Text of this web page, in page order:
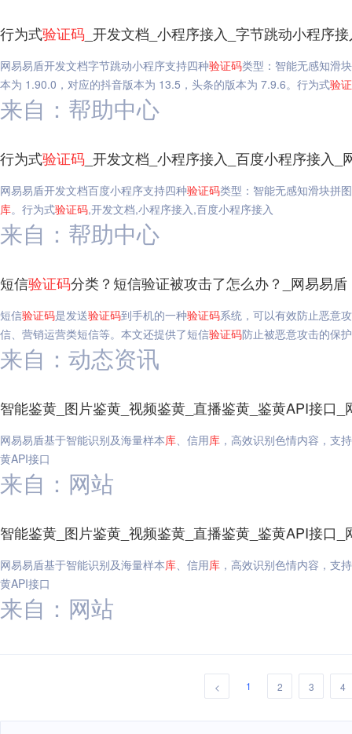
行为式验证码 _开发文档_小程序接入_字节跳动小程序
网易易盾开发文档字节跳动小程序支持四种验证码类型：智能无感知滑
本为 1.90.0，对应的抖音版本为 13.5，头条的版本为 7.9.6。行为式验
来自：帮助中心
行为式验证码 _开发文档_小程序接入_百度小程序接入_
网易易盾开发文档百度小程序支持四种验证码类型：智能无感知滑块拼
库。行为式验证码,开发文档,小程序接入,百度小程序接入
来自：帮助中心
短信验证码分类？短信验证被攻击了怎么办？_网易易盾
短信验证码是发送验证码到手机的一种验证码系统，可以有效防止恶意
信、营销运营类短信等。本文还提供了短信验证码防止被恶意攻击的保
来自：动态资讯
智能鉴黄_图片鉴黄_视频鉴黄_直播鉴黄_鉴黄API接口_
网易易盾基于智能识别及海量样本库、信用库 ，高效识别色情内容，支
黄API接口
来自：网站
智能鉴黄_图片鉴黄_视频鉴黄_直播鉴黄_鉴黄API接口_
网易易盾基于智能识别及海量样本库、信用库 ，高效识别色情内容，支
黄API接口
来自：网站
< 1 2 3 4